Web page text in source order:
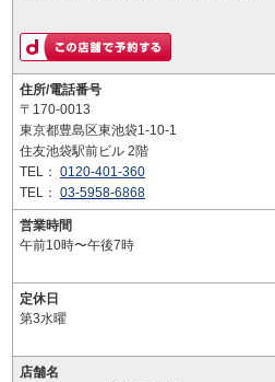
住所/電話番号
〒170-0013
東京都豊島区東池袋1-10-1
住友池袋駅前ビル 2階
TEL： 0120-401-360
TEL： 03-5958-6868
営業時間
午前10時〜午後7時
定休日
第3水曜
店舗名